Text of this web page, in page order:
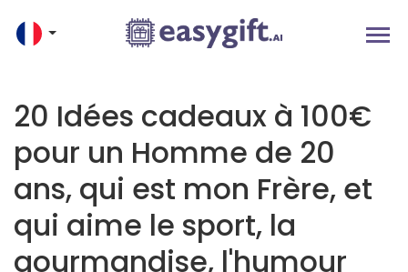
20 Idées cadeaux à 100€
pour un Homme de 20
ans, qui est mon Frère, et
qui aime le sport, la
gourmandise, l'humour